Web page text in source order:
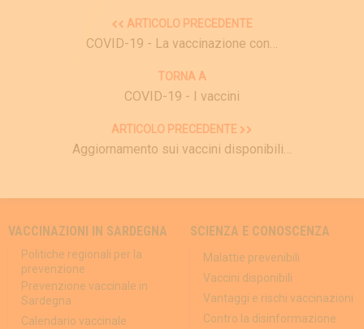
ARTICOLO PRECEDENTE
COVID-19 - La vaccinazione con…
TORNA A
COVID-19 - I vaccini
ARTICOLO PRECEDENTE
Aggiornamento sui vaccini disponibili…
VACCINAZIONI IN SARDEGNA
Politiche regionali per la
prevenzione
Prevenzione vaccinale in
Sardegna
Calendario vaccinale
SCIENZA E CONOSCENZA
Malattie prevenibili
Vaccini disponibili
Vantaggi e rischi vaccinazioni
Contro la disinformazione